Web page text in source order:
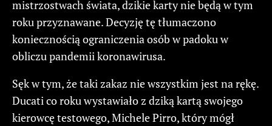
mistrzostwach świata, dzikie karty nie będą w tym
roku przyznawane. Decyzję tę tłumaczono
koniecznością ograniczenia osób w padoku w
obliczu pandemii koronawirusa.
Sęk w tym, że taki zakaz nie wszystkim jest na rękę.
Ducati co roku wystawiało z dziką kartą swojego
kierowcę testowego, Michele Pirro, który mógł